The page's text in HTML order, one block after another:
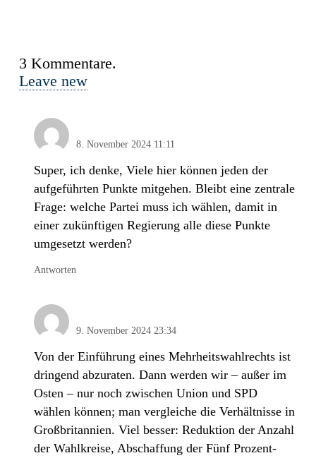
3 Kommentare.
Leave new
8. November 2024 11:11
Super, ich denke, Viele hier können jeden der
aufgeführten Punkte mitgehen. Bleibt eine zentrale
Frage: welche Partei muss ich wählen, damit in
einer zukünftigen Regierung alle diese Punkte
umgesetzt werden?
Antworten
9. November 2024 23:34
Von der Einführung eines Mehrheitswahlrechts ist
dringend abzuraten. Dann werden wir – außer im
Osten – nur noch zwischen Union und SPD
wählen können; man vergleiche die Verhältnisse in
Großbritannien. Viel besser: Reduktion der Anzahl
der Wahlkreise, Abschaffung der Fünf Prozent-